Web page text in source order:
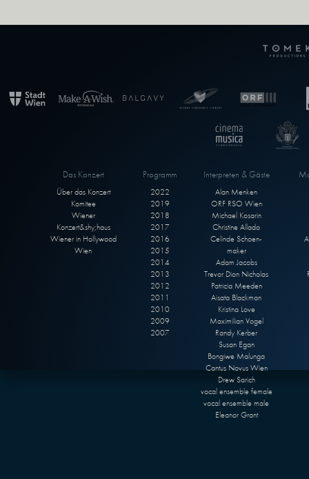
Das Konzert
Über das Konzert
Komitee
Wiener
Konzert&shy;haus
Wiener in Hollywood
Wien
Programm
2022
2019
2018
2017
2016
2015
2014
2013
2012
2011
2010
2009
2007
Interpreten & Gäste
Alan Menken
ORF RSO Wien
Michael Kosarin
Christine Allado
Celinde Schoen-
maker
Adam Jacobs
Trevor Dion Nicholas
Patricia Meeden
Aisata Blackman
Kristina Love
Maximilian Vogel
Randy Kerber
Susan Egan
Bongiwe Malunga
Cantus Novus Wien
Drew Sarich
vocal ensemble female
vocal ensemble male
Eleanor Grant